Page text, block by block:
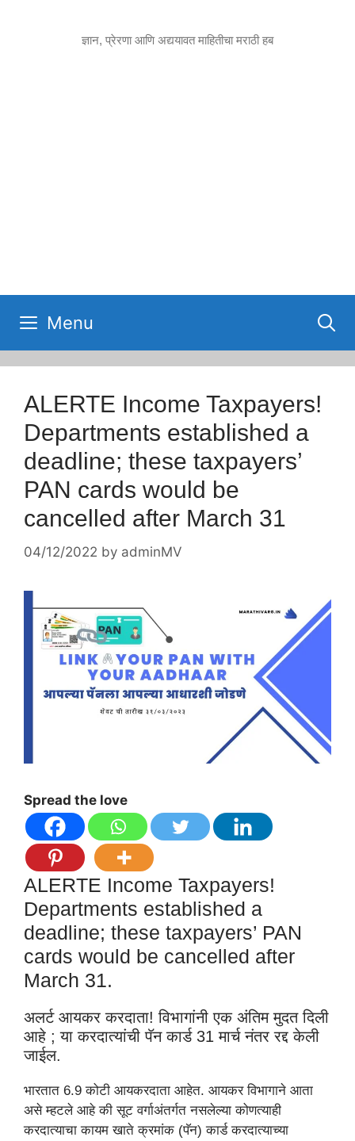
ज्ञान, प्रेरणा आणि अद्ययावत माहितीचा मराठी हब
Menu
ALERTE Income Taxpayers!
Departments established a
deadline; these taxpayers’
PAN cards would be
cancelled after March 31
04/12/2022 by adminMV
Spread the love
ALERTE Income Taxpayers!
Departments established a
deadline; these taxpayers’ PAN
cards would be cancelled after
March 31.
अलर्ट आयकर करदाता! विभागांनी एक अंतिम मुदत दिली
आहे ; या करदात्यांची पॅन कार्ड 31 मार्च नंतर रद्द केली
जाईल.
भारतात 6.9 कोटी आयकरदाता आहेत. आयकर विभागाने आता
असे म्हटले आहे की सूट वर्गाअंतर्गत नसलेल्या कोणत्याही
करदात्याचा कायम खाते क्रमांक (पॅन) कार्ड करदात्याच्या